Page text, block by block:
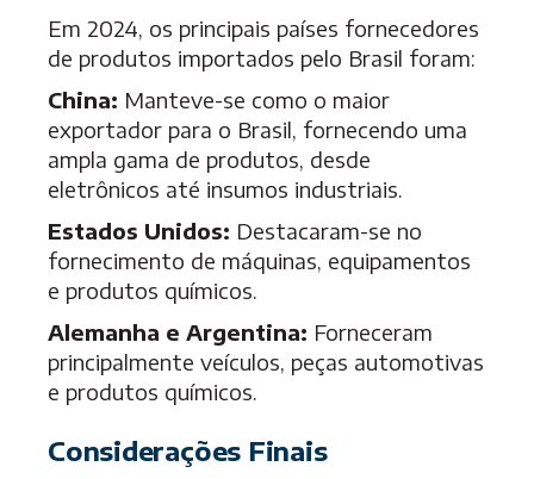
Em 2024, os principais países fornecedores
de produtos importados pelo Brasil foram:
China: Manteve-se como o maior
exportador para o Brasil, fornecendo uma
ampla gama de produtos, desde
eletrônicos até insumos industriais.
Estados Unidos: Destacaram-se no
fornecimento de máquinas, equipamentos
e produtos químicos.
Alemanha e Argentina: Forneceram
principalmente veículos, peças automotivas
e produtos químicos.
Considerações Finais